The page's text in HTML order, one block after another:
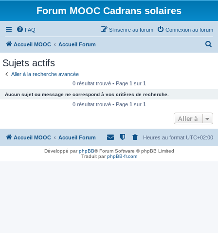
Forum MOOC Cadrans solaires
FAQ Connexion au forum
S’inscrire au forum
Accueil MOOC Accueil Forum
c
e
Sujets actifs
Aller à la recherche avancée
0 résultat trouvé • Page 1 sur 1
Aucun sujet ou message ne correspond à vos critères de recherche.
0 résultat trouvé • Page 1 sur 1
Aller à
Accueil MOOC Accueil Forum Heures au format UTC+02:00
Développé parphpBB® Forum Software © phpBB Limited
Traduit parphpBB-fr.com